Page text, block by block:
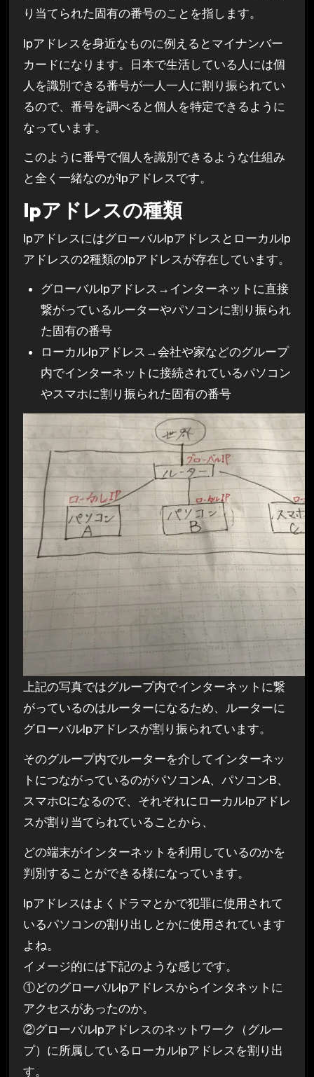
り当てられた固有の番号のことを指します。
Ipアドレスを身近なものに例えるとマイナンバー
カードになります。日本で生活している人には個
人を識別できる番号が一人一人に割り振られてい
るので、番号を調べると個人を特定できるように
なっています。
このように番号で個人を識別できるような仕組み
と全く一緒なのがIpアドレスです。
Ipアドレスの種類
IpアドレスにはグローバルIpアドレス と ローカルIp
アドレスの2種類のIpアドレスが存在しています。
グローバルIpアドレス→インターネットに直接
繋がっているルーターやパソコンに割り振られ
た固有の番号
ローカルIpアドレス→会社や家などのグループ
内でインターネットに接続されているパソコン
やスマホに割り振られた固有の番号
上記の写真ではグループ内でインターネットに繋
がっているのはルーターになるため、ルーターに
グローバルIpアドレスが割り振られています。
そのグループ内でルーターを介してインターネッ
トにつながっているのがパソコンA、パソコンB、
スマホCになるので、それぞれにローカルIpアドレ
スが割り当てられていることから、
どの端末がインターネットを利用しているのかを
判別することができる様になっています。
Ipアドレスはよくドラマとかで犯罪に使用されて
いるパソコンの割り出しとかに使用されています
よね。
イメージ的には下記のような感じです。
①どのグローバルIpアドレスからインタネットに
アクセスがあったのか。
②グローバルIpアドレスのネットワーク（グルー
プ）に所属しているローカルIpアドレスを割り出
す。